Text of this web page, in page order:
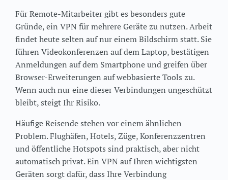
Für Remote-Mitarbeiter gibt es besonders gute
Gründe, ein VPN für mehrere Geräte zu nutzen. Arbeit
findet heute selten auf nur einem Bildschirm statt. Sie
führen Videokonferenzen auf dem Laptop, bestätigen
Anmeldungen auf dem Smartphone und greifen über
Browser-Erweiterungen auf webbasierte Tools zu.
Wenn auch nur eine dieser Verbindungen ungeschützt
bleibt, steigt Ihr Risiko.
Häufige Reisende stehen vor einem ähnlichen
Problem. Flughäfen, Hotels, Züge, Konferenzzentren
und öffentliche Hotspots sind praktisch, aber nicht
automatisch privat. Ein VPN auf Ihren wichtigsten
Geräten sorgt dafür, dass Ihre Verbindung